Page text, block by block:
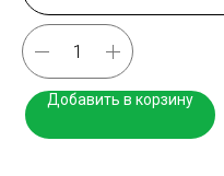
Добавить в корзину